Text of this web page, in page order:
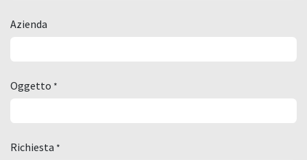
Azienda
Oggetto *
Richiesta *